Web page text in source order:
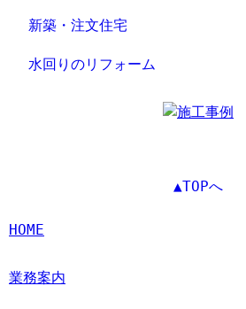
新築・注文住宅
水回りのリフォーム
▲TOPへ
HOME
業務案内